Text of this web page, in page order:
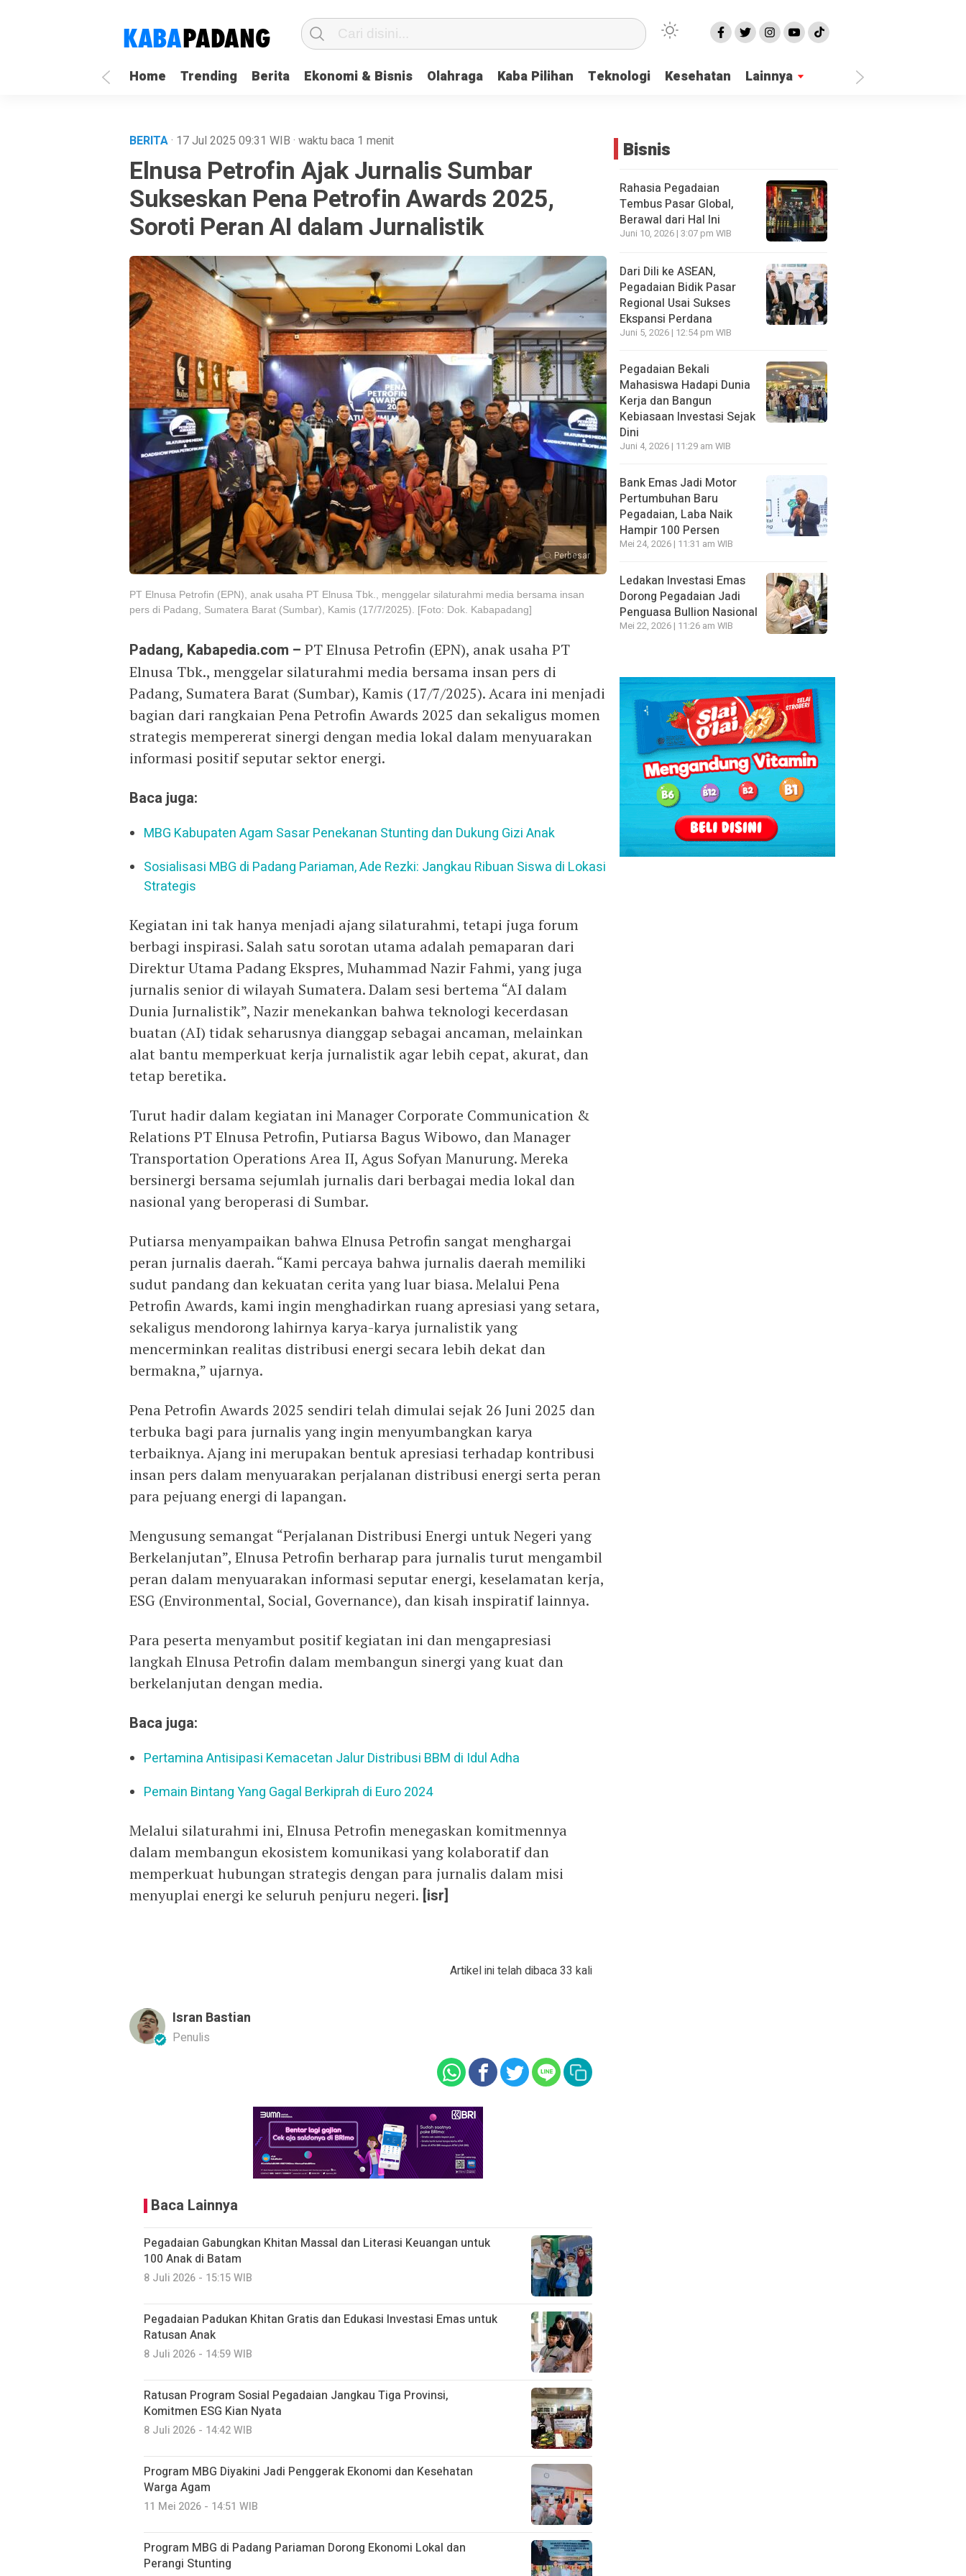
Home Trending Berita Ekonomi & Bisnis Olahraga Kaba Pilihan Teknologi Kesehatan Lainnya
BERITA· 17 Jul 2025 09:31 WIB · waktu baca 1 menit
Elnusa Petrofin Ajak Jurnalis Sumbar
Sukseskan Pena Petrofin Awards 2025,
Soroti Peran AI dalam Jurnalistik
Perbesar
PT Elnusa Petrofin (EPN), anak usaha PT Elnusa Tbk., menggelar silaturahmi media bersama insan
pers di Padang, Sumatera Barat (Sumbar), Kamis (17/7/2025). [Foto: Dok. Kabapadang]
Padang, Kabapedia.com – PT Elnusa Petrofin (EPN), anak usaha PT
Elnusa Tbk., menggelar silaturahmi media bersama insan pers di
Padang, Sumatera Barat (Sumbar), Kamis (17/7/2025). Acara ini menjadi
bagian dari rangkaian Pena Petrofin Awards 2025 dan sekaligus momen
strategis mempererat sinergi dengan media lokal dalam menyuarakan
informasi positif seputar sektor energi.
Baca juga:
MBG Kabupaten Agam Sasar Penekanan Stunting dan Dukung Gizi Anak
Sosialisasi MBG di Padang Pariaman, Ade Rezki: Jangkau Ribuan Siswa di Lokasi
Strategis
Kegiatan ini tak hanya menjadi ajang silaturahmi, tetapi juga forum
berbagi inspirasi. Salah satu sorotan utama adalah pemaparan dari
Direktur Utama Padang Ekspres, Muhammad Nazir Fahmi, yang juga
jurnalis senior di wilayah Sumatera. Dalam sesi bertema “AI dalam
Dunia Jurnalistik”, Nazir menekankan bahwa teknologi kecerdasan
buatan (AI) tidak seharusnya dianggap sebagai ancaman, melainkan
alat bantu memperkuat kerja jurnalistik agar lebih cepat, akurat, dan
tetap beretika.
Turut hadir dalam kegiatan ini Manager Corporate Communication &
Relations PT Elnusa Petrofin, Putiarsa Bagus Wibowo, dan Manager
Transportation Operations Area II, Agus Sofyan Manurung. Mereka
bersinergi bersama sejumlah jurnalis dari berbagai media lokal dan
nasional yang beroperasi di Sumbar.
Putiarsa menyampaikan bahwa Elnusa Petrofin sangat menghargai
peran jurnalis daerah. “Kami percaya bahwa jurnalis daerah memiliki
sudut pandang dan kekuatan cerita yang luar biasa. Melalui Pena
Petrofin Awards, kami ingin menghadirkan ruang apresiasi yang setara,
sekaligus mendorong lahirnya karya-karya jurnalistik yang
mencerminkan realitas distribusi energi secara lebih dekat dan
bermakna,” ujarnya.
Pena Petrofin Awards 2025 sendiri telah dimulai sejak 26 Juni 2025 dan
terbuka bagi para jurnalis yang ingin menyumbangkan karya
terbaiknya. Ajang ini merupakan bentuk apresiasi terhadap kontribusi
insan pers dalam menyuarakan perjalanan distribusi energi serta peran
para pejuang energi di lapangan.
Mengusung semangat “Perjalanan Distribusi Energi untuk Negeri yang
Berkelanjutan”, Elnusa Petrofin berharap para jurnalis turut mengambil
peran dalam menyuarakan informasi seputar energi, keselamatan kerja,
ESG (Environmental, Social, Governance), dan kisah inspiratif lainnya.
Para peserta menyambut positif kegiatan ini dan mengapresiasi
langkah Elnusa Petrofin dalam membangun sinergi yang kuat dan
berkelanjutan dengan media.
Baca juga:
Pertamina Antisipasi Kemacetan Jalur Distribusi BBM di Idul Adha
Pemain Bintang Yang Gagal Berkiprah di Euro 2024
Melalui silaturahmi ini, Elnusa Petrofin menegaskan komitmennya
dalam membangun ekosistem komunikasi yang kolaboratif dan
memperkuat hubungan strategis dengan para jurnalis dalam misi
menyuplai energi ke seluruh penjuru negeri. [isr]
Artikel ini telah dibaca 33 kali
Isran Bastian
Penulis
Baca Lainnya
Pegadaian Gabungkan Khitan Massal dan Literasi Keuangan untuk
100 Anak di Batam
8 Juli 2026 - 15:15 WIB
Pegadaian Padukan Khitan Gratis dan Edukasi Investasi Emas untuk
Ratusan Anak
8 Juli 2026 - 14:59 WIB
Ratusan Program Sosial Pegadaian Jangkau Tiga Provinsi,
Komitmen ESG Kian Nyata
8 Juli 2026 - 14:42 WIB
Program MBG Diyakini Jadi Penggerak Ekonomi dan Kesehatan
Warga Agam
11 Mei 2026 - 14:51 WIB
Program MBG di Padang Pariaman Dorong Ekonomi Lokal dan
Perangi Stunting
Bisnis
Rahasia Pegadaian
Tembus Pasar Global,
Berawal dari Hal Ini
Juni 10, 2026 | 3:07 pm WIB
Dari Dili ke ASEAN,
Pegadaian Bidik Pasar
Regional Usai Sukses
Ekspansi Perdana
Juni 5, 2026 | 12:54 pm WIB
Pegadaian Bekali
Mahasiswa Hadapi Dunia
Kerja dan Bangun
Kebiasaan Investasi Sejak
Dini
Juni 4, 2026 | 11:29 am WIB
Bank Emas Jadi Motor
Pertumbuhan Baru
Pegadaian, Laba Naik
Hampir 100 Persen
Mei 24, 2026 | 11:31 am WIB
Ledakan Investasi Emas
Dorong Pegadaian Jadi
Penguasa Bullion Nasional
Mei 22, 2026 | 11:26 am WIB